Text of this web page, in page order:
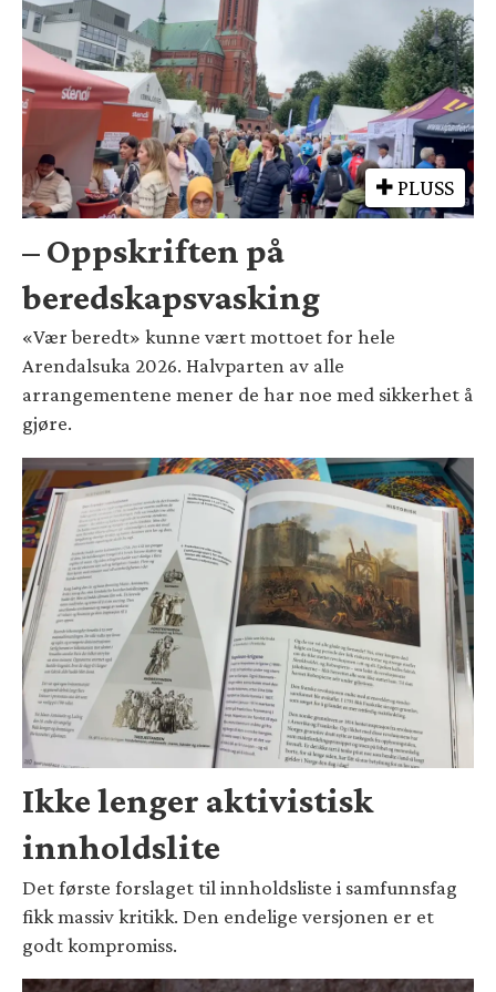
PLUSS
– Oppskriften på
beredskapsvasking
«Vær beredt» kunne vært mottoet for hele
Arendalsuka 2026. Halvparten av alle
arrangementene mener de har noe med sikkerhet å
gjøre.
Ikke lenger aktivistisk
innholdslite
Det første forslaget til innholdsliste i samfunnsfag
fikk massiv kritikk. Den endelige versjonen er et
godt kompromiss.